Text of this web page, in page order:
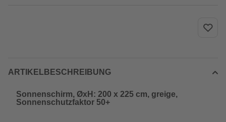
ARTIKELBESCHREIBUNG
Sonnenschirm, ØxH: 200 x 225 cm, greige,
Sonnenschutzfaktor 50+